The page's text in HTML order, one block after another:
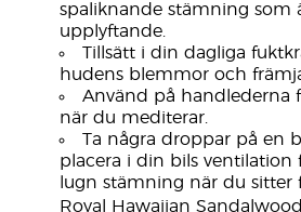
spaliknande stämning som
upplyftande.
Tillsätt i din dagliga
hudens blemmor och
Använd på handlederna
när du mediterar.
Ta några droppar på en
placera i din bils ventilation
lugn stämning när du sitter
Royal Hawaiian